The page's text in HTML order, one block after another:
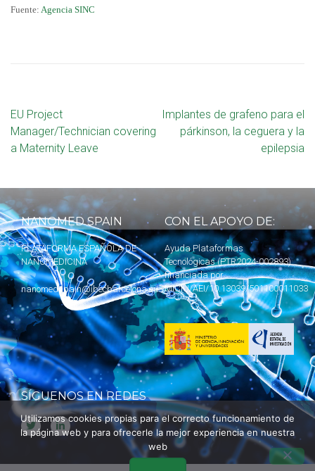
Fuente: Agencia SINC
EU Project
Manager/Technician covering
a Maternity Leave
Implantes de grafeno para el
párkinson, la ceguera y la
epilepsia
NANOMED SPAIN
PLATAFORMA ESPAÑOLA DE
NANOMEDICINA
nanomedspain@ibecbarcelona.eu
CON EL APOYO DE:
Ayuda Plataformas
Tecnológicas (PTR2024-002893)
financiada por
MICIU/AEI/10.13039/501100011033
SÍGUENOS EN REDES
Utilizamos cookies propias para el correcto funcionamiento de
la página web y para ofrecerle la mejor experiencia en nuestra
web